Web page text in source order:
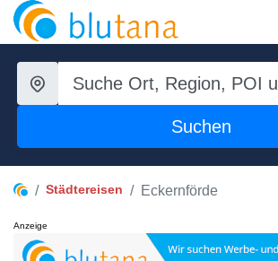
Suchen
Städtereisen Eckernförde
Anzeige